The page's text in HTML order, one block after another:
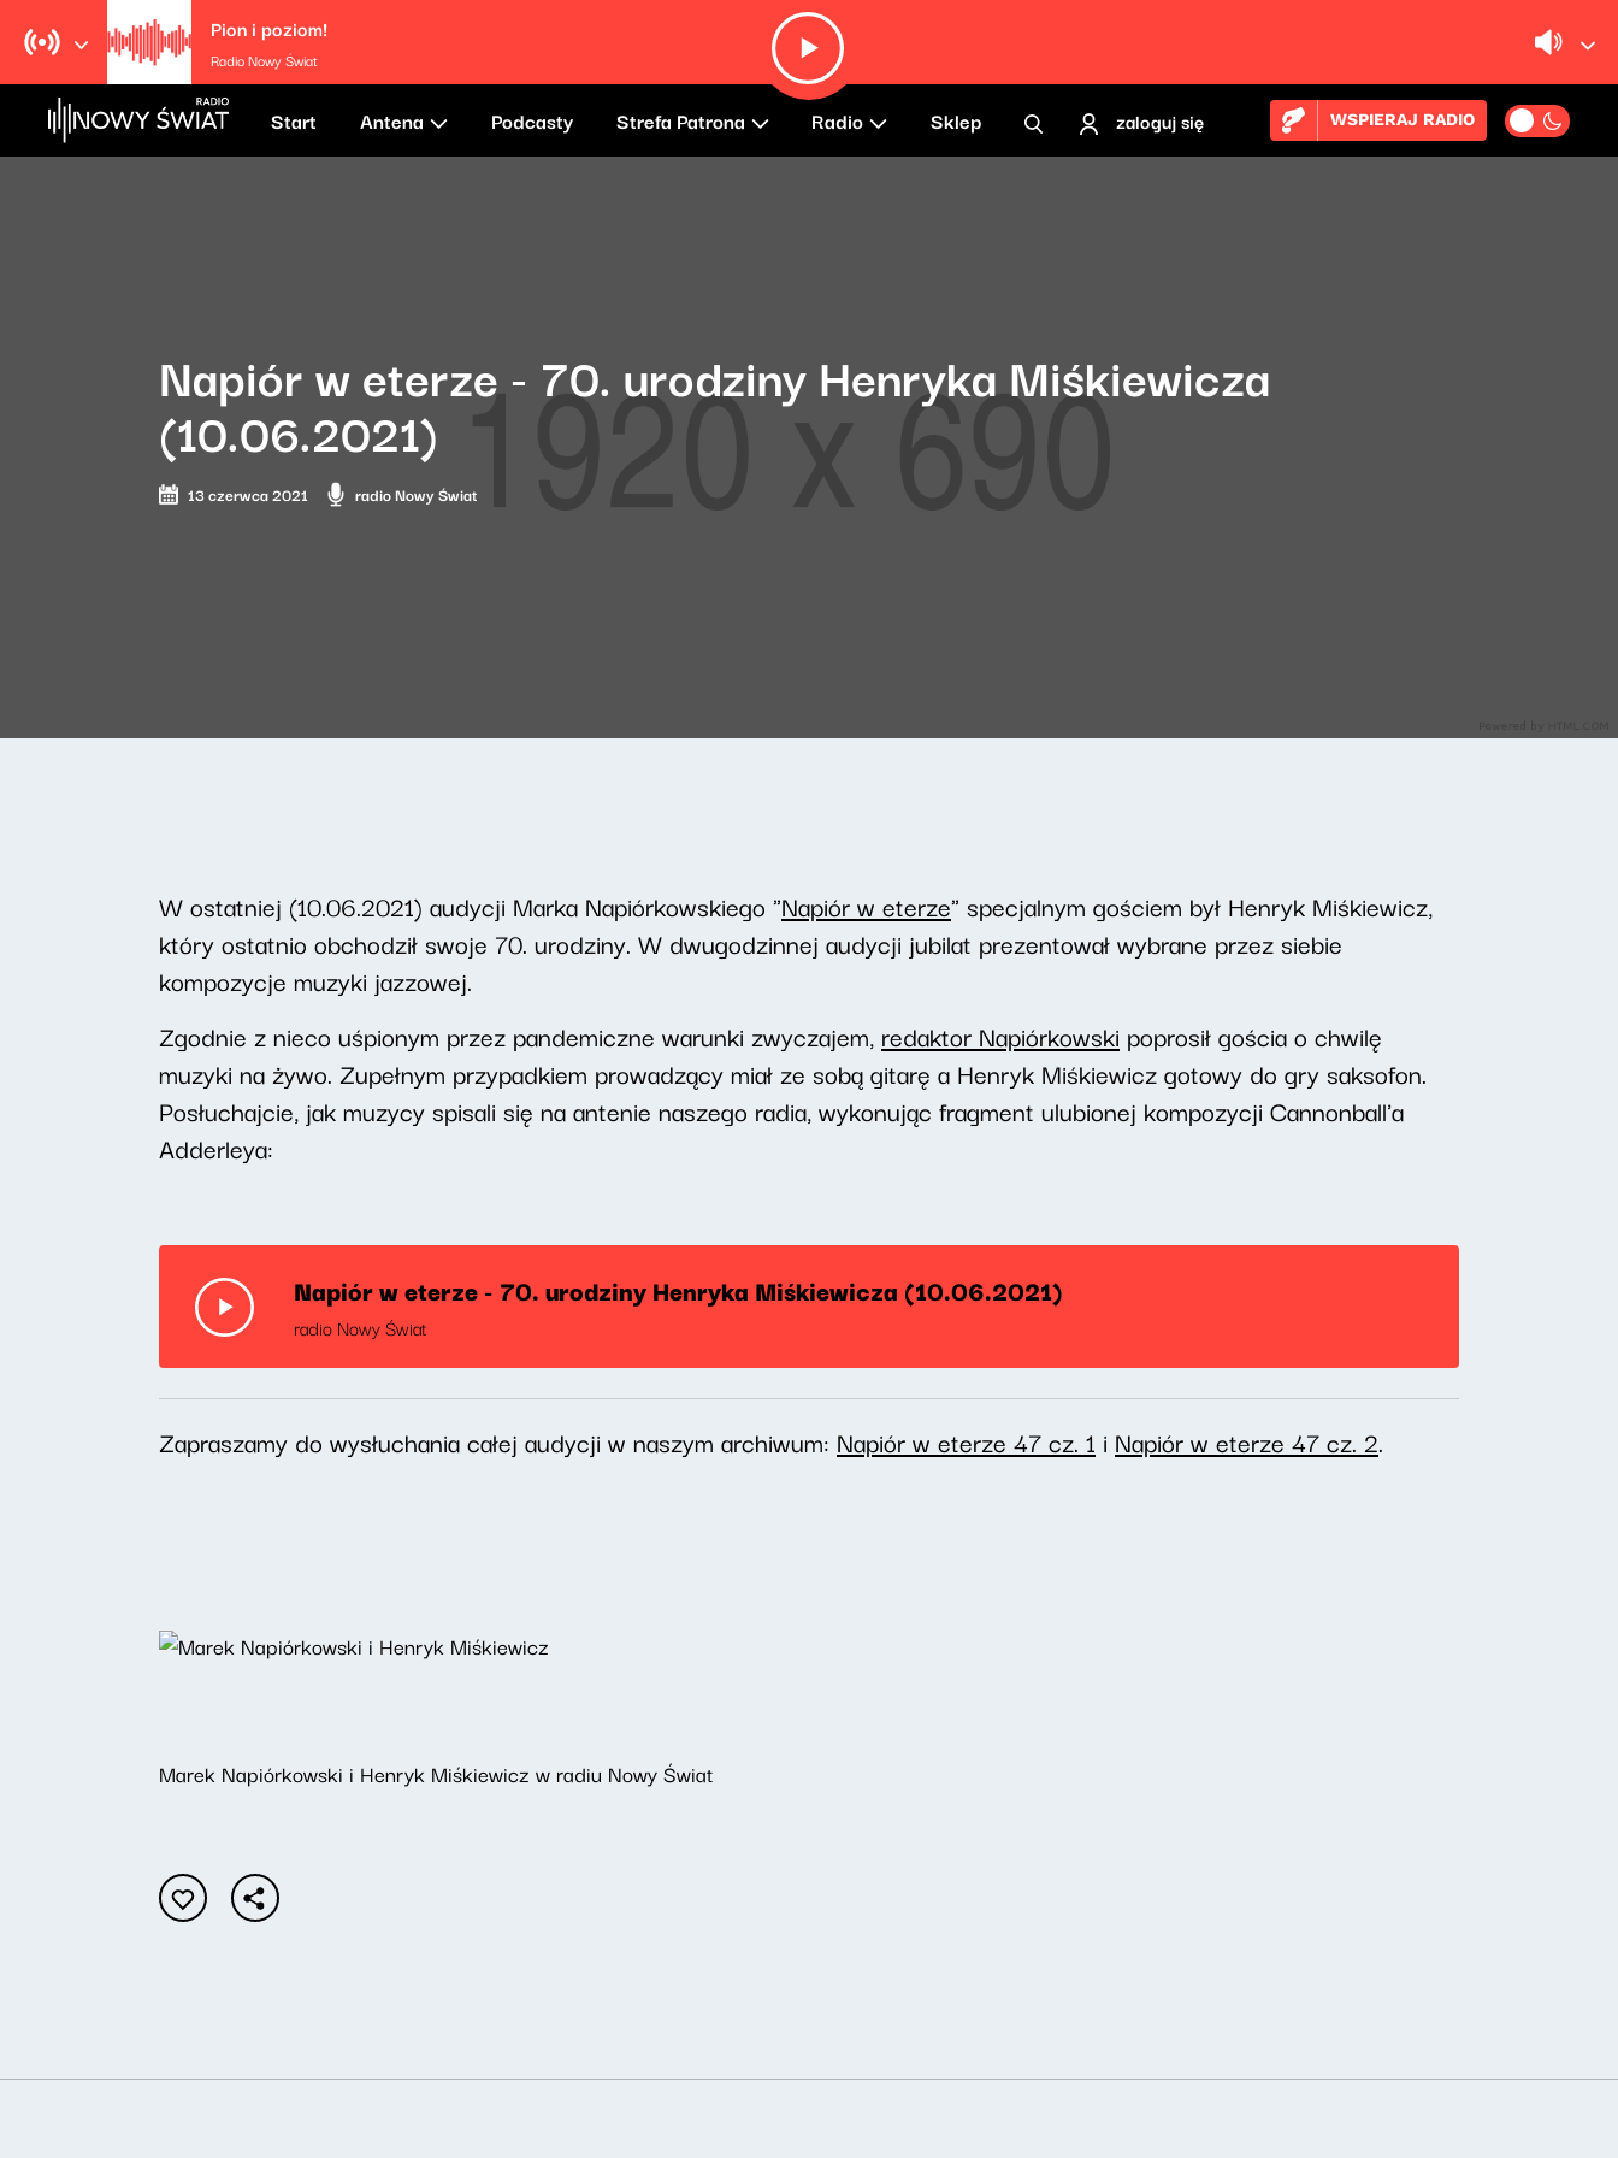
Pion i poziom!
Radio Nowy Świat
Start Antena Podcasty Strefa Patrona Radio Sklep zaloguj się WSPIERAJ RADIO
Napiór w eterze - 70. urodziny Henryka Miśkiewicza
(10.06.2021)
13 czerwca 2021 radio Nowy Świat
W ostatniej (10.06.2021) audycji Marka Napiórkowskiego "Napiór w eterze" specjalnym gościem był Henryk Miśkiewicz,
który ostatnio obchodził swoje 70. urodziny. W dwugodzinnej audycji jubilat prezentował wybrane przez siebie
kompozycje muzyki jazzowej.
Zgodnie z nieco uśpionym przez pandemiczne warunki zwyczajem, redaktor Napiórkowski poprosił gościa o chwilę
muzyki na żywo. Zupełnym przypadkiem prowadzący miał ze sobą gitarę a Henryk Miśkiewicz gotowy do gry saksofon.
Posłuchajcie, jak muzycy spisali się na antenie naszego radia, wykonując fragment ulubionej kompozycji Cannonball'a
Adderleya:
Napiór w eterze - 70. urodziny Henryka Miśkiewicza (10.06.2021)
radio Nowy Świat
Zapraszamy do wysłuchania całej audycji w naszym archiwum: Napiór w eterze 47 cz. 1 i Napiór w eterze 47 cz. 2.
Marek Napiórkowski i Henryk Miśkiewicz w radiu Nowy Świat